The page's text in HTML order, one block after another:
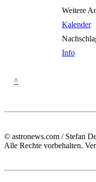
Weitere
Kalender
Info
^
© astronews.com / Stefan
Alle Rechte vorbehalten.